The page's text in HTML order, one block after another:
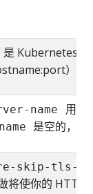
是 Kubernetes
）。
name 用于
是空的，则
skip-tls-
将使你的